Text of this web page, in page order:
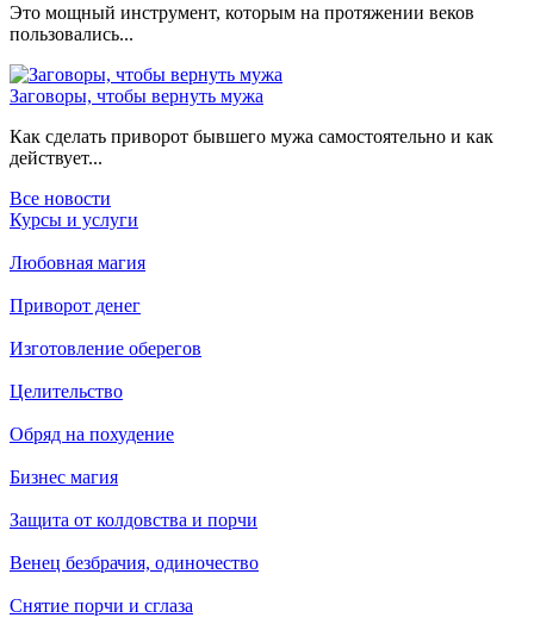
Это мощный инструмент, которым на протяжении веков
пользовались...
Заговоры, чтобы вернуть мужа
Как сделать приворот бывшего мужа самостоятельно и как
действует...
Все новости
Курсы и услуги
Любовная магия
Приворот денег
Изготовление оберегов
Целительство
Обряд на похудение
Бизнес магия
Защита от колдовства и порчи
Венец безбрачия, одиночество
Снятие порчи и сглаза